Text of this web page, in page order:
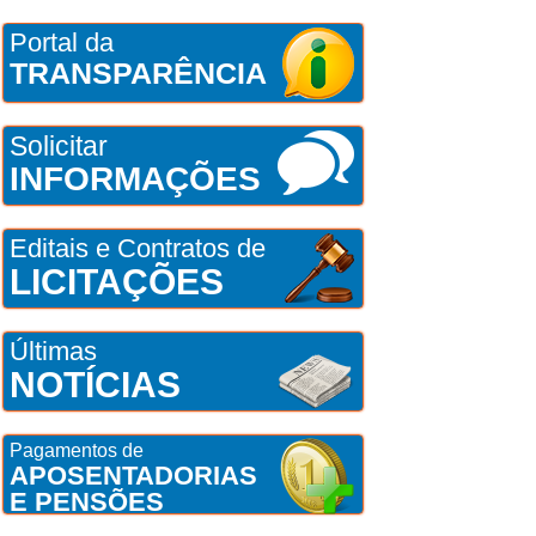
Portal da
TRANSPARÊNCIA
Solicitar
INFORMAÇÕES
Editais e Contratos de
LICITAÇÕES
Últimas
NOTÍCIAS
Pagamentos de
APOSENTADORIAS
E PENSÕES